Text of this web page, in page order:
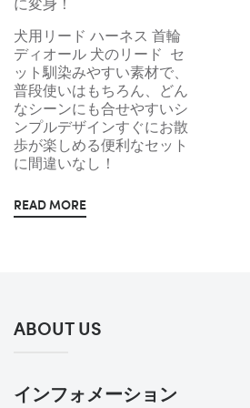
に変身！
犬用リード ハーネス 首輪
ディオール 犬のリード セ
ット馴染みやすい素材で、
普段使いはもちろん、どん
なシーンにも合せやすいシ
ンプルデザインすぐにお散
歩が楽しめる便利なセット
に間違いなし！
READ MORE
ABOUT US
インフォメーション